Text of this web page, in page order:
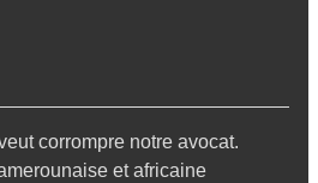
corrompre notre avocat.
et africaine